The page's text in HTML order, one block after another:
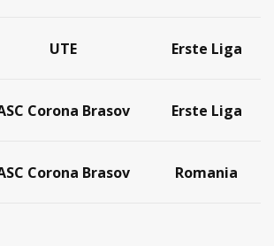
UTE Erste Liga
Corona Brasov Erste Liga
Corona Brasov Romania